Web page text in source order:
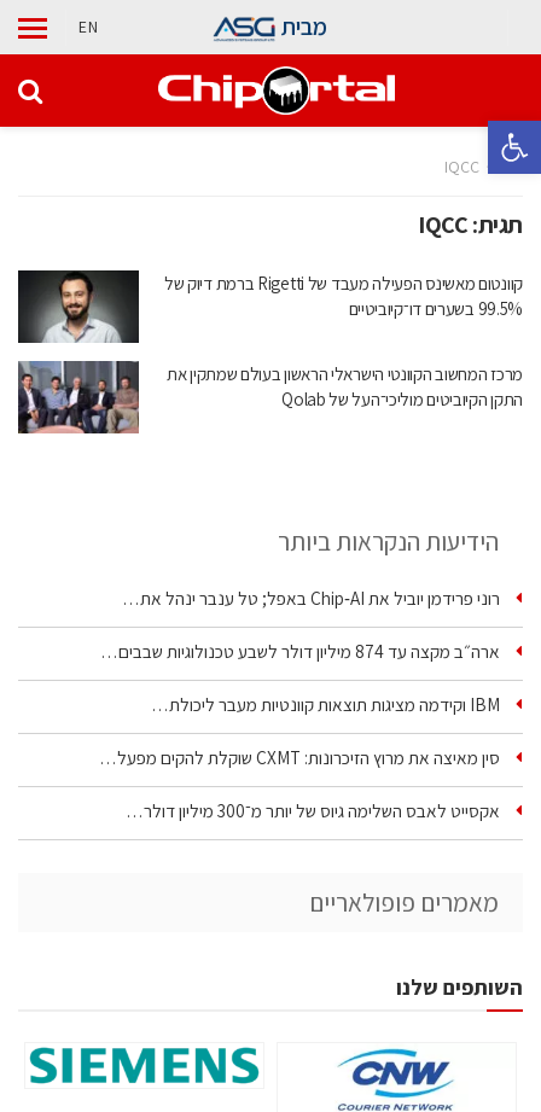
פתח סרגל נגישות
מבית EN
בית IQCC
תגית:IQCC
קוונטום מאשינס הפעילה מעבד של Rigetti ברמת דיוק של
99.5% בשערים דו־קיוביטיים
מרכז המחשוב הקוונטי הישראלי הראשון בעולם שמתקין את
התקן הקיוביטים מוליכי־העל של Qolab
הידיעות הנקראות ביותר
רוני פרידמן יוביל את Chip‑AI באפל; טל ענבר ינהל את…
ארה״ב מקצה עד 874 מיליון דולר לשבע טכנולוגיות שבבים…
IBM וקידמה מציגות תוצאות קוונטיות מעבר ליכולת…
סין מאיצה את מרוץ הזיכרונות: CXMT שוקלת להקים מפעל…
אקסייט לאבס השלימה גיוס של יותר מ־300 מיליון דולר…
מאמרים פופולאריים
השותפים שלנו